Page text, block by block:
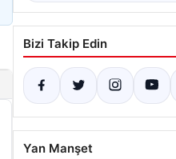
Bizi Takip Edin
Yan Manşet